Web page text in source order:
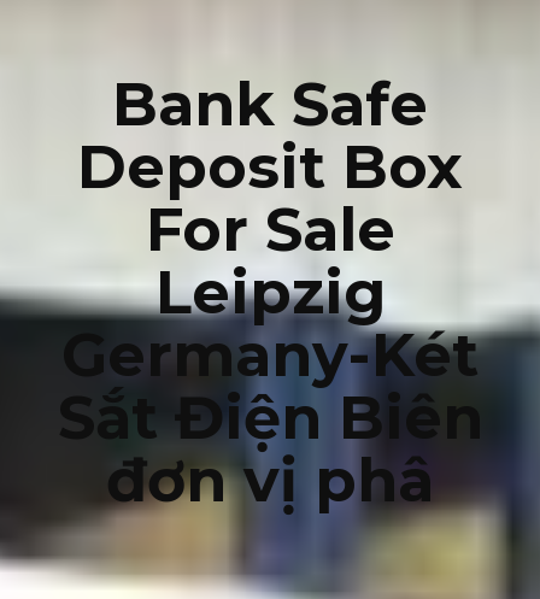
Bank Safe
Deposit Box
For Sale
Leipzig
Germany-Két
Sắt Điện Biên
đơn vị phâ